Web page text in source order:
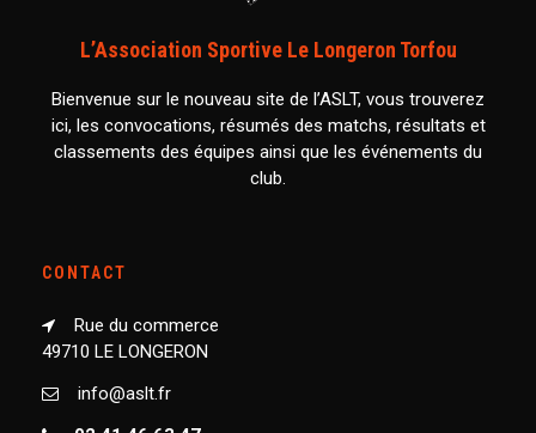
L’Association Sportive Le Longeron Torfou
Bienvenue sur le nouveau site de l’ASLT, vous trouverez
ici, les convocations, résumés des matchs, résultats et
classements des équipes ainsi que les événements du
club.
CONTACT
Rue du commerce
49710 LE LONGERON
info@aslt.fr